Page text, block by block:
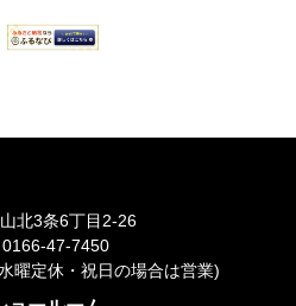
北3条6丁目2-26
0166-47-7450
曜定休・祝日の場合は営業)